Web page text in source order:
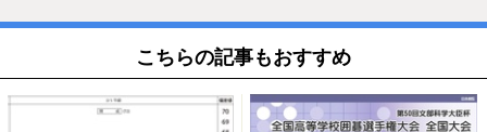
こちらの記事もおすすめ